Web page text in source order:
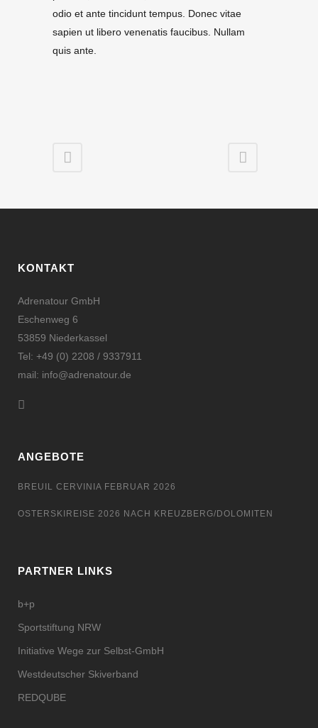
odio et ante tincidunt tempus. Donec vitae
sapien ut libero venenatis faucibus. Nullam
quis ante.
KONTAKT
Adrenatour GmbH
Eschenweg 6
53859 Niederkassel
Tel: +49 (0) 2208 / 9337911
mail: info@adrenatour.de
ANGEBOTE
BREUIL CERVINIA FEBRUAR 2026
OSTERSKIREISE 2026 NACH KREUZBERG/DOLOMITEN
PARTNER LINKS
b+p
Sportstiftung NRW
Initiative Wege zur Selbst-GmbH
Westdeutscher Skiverband
REDQUBE